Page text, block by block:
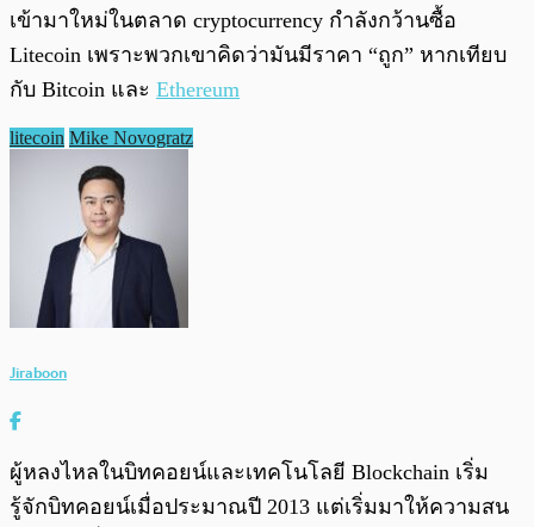
เข้ามาใหม่ในตลาด cryptocurrency กำลังกว้านซื้อ
Litecoin เพราะพวกเขาคิดว่ามันมีราคา “ถูก” หากเทียบ
กับ Bitcoin และ Ethereum
litecoin Mike Novogratz
Jiraboon
ผู้หลงไหลในบิทคอยน์และเทคโนโลยี Blockchain เริ่ม
รู้จักบิทคอยน์เมื่อประมาณปี 2013 แต่เริ่มมาให้ความสน